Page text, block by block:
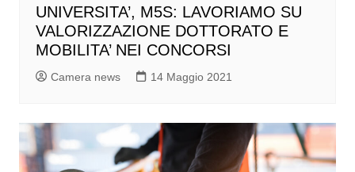
UNIVERSITA’, M5S: LAVORIAMO SU
VALORIZZAZIONE DOTTORATO E
MOBILITA’ NEI CONCORSI
Camera news 14 Maggio 2021